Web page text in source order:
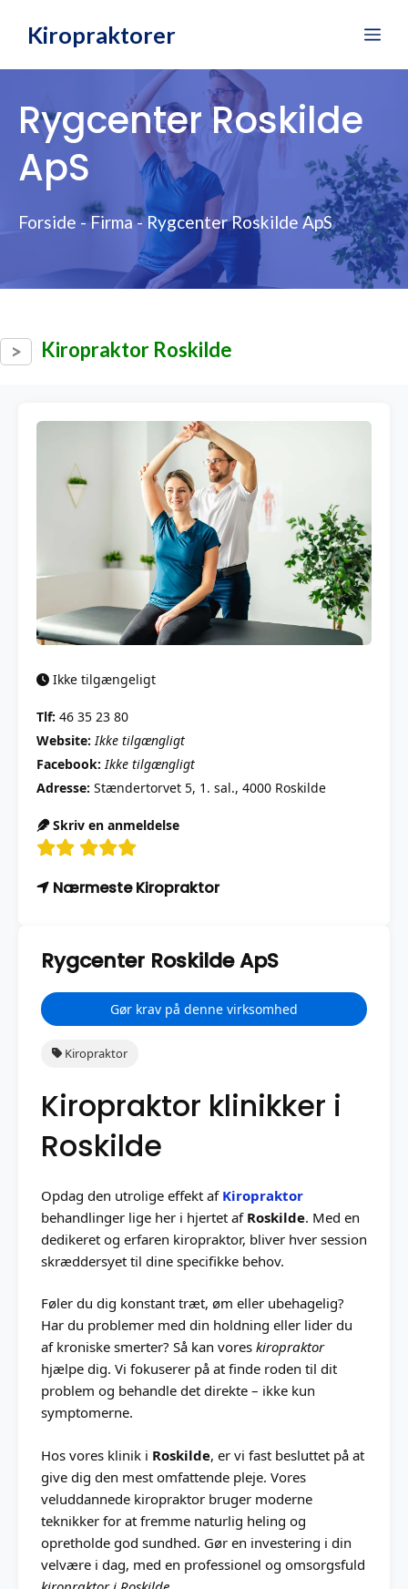
Kiropraktorer
Rygcenter Roskilde
ApS
Forside -Firma-Rygcenter Roskilde ApS
Kiropraktor Roskilde
Ikke tilgængeligt
Tlf: 46 35 23 80
Website: Ikke tilgængligt
Facebook: Ikke tilgængligt
Adresse: Stændertorvet 5, 1. sal., 4000 Roskilde
Skriv en anmeldelse
Nærmeste Kiropraktor
Rygcenter Roskilde ApS
Gør krav på denne virksomhed
Kiropraktor
Kiropraktor klinikker i
Roskilde
Opdag den utrolige effekt af Kiropraktor
behandlinger lige her i hjertet af Roskilde. Med en
dedikeret og erfaren kiropraktor, bliver hver session
skræddersyet til dine specifikke behov.
Føler du dig konstant træt, øm eller ubehagelig?
Har du problemer med din holdning eller lider du
af kroniske smerter? Så kan vores kiropraktor
hjælpe dig. Vi fokuserer på at finde roden til dit
problem og behandle det direkte – ikke kun
symptomerne.
Hos vores klinik i Roskilde, er vi fast besluttet på at
give dig den mest omfattende pleje. Vores
veluddannede kiropraktor bruger moderne
teknikker for at fremme naturlig heling og
opretholde god sundhed. Gør en investering i din
velvære i dag, med en professionel og omsorgsfuld